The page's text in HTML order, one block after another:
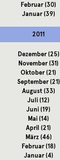
Februar(30)
Januar(39)
2011
Dezember(25)
November(31)
Oktober(21)
September(21)
August(33)
Juli(12)
Juni(19)
Mai(14)
April (21)
März(46)
Februar(18)
Januar(4)